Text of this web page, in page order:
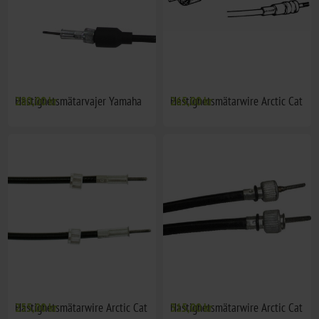
Hastighetsmätarvajer Yamaha
280,00 kr Hastighetsmätarwire Arctic Cat
265,00 kr
Hastighetsmätarwire Arctic Cat
255,00 kr Hastighetsmätarwire Arctic Cat
315,00 kr